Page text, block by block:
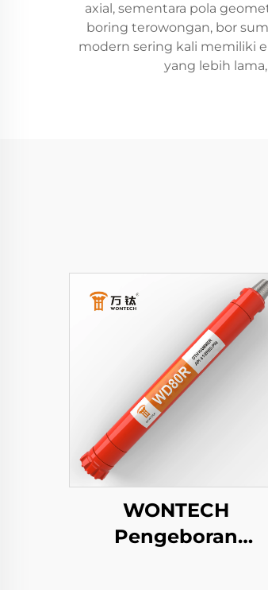
axial, sementara pola
boring terowongan, bor
modern sering kali memiliki
yang lebih
WONTECH
Pengeboran